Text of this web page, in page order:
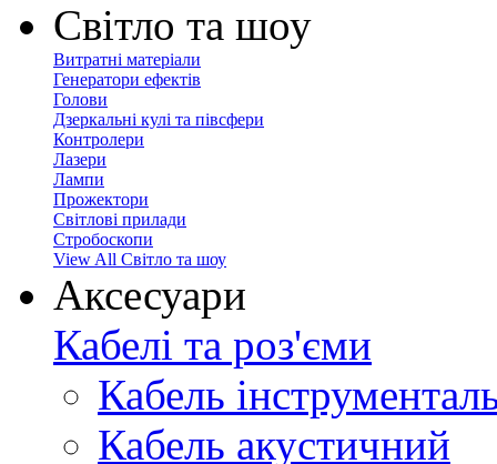
Світло та шоу
Витратні матеріали
Генератори ефектів
Голови
Дзеркальні кулі та півсфери
Контролери
Лазери
Лампи
Прожектори
Світлові прилади
Стробоскопи
View All Світло та шоу
Аксесуари
Кабелі та роз'єми
Кабель
Кабель акустичний